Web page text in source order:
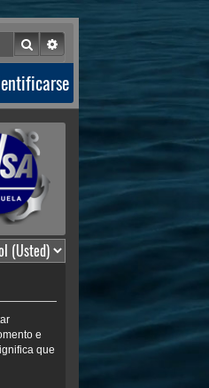
BuscarBúsqueda avanzada
e
que